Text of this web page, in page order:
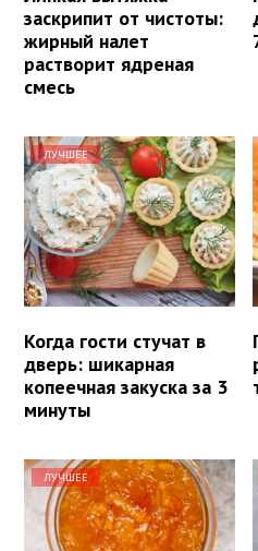
заскрипит от чистоты:
жирный налет
растворит ядреная
смесь
ЛУЧШЕЕ
Когда гости стучат в
дверь: шикарная
копеечная закуска за 3
минуты
ЛУЧШЕЕ